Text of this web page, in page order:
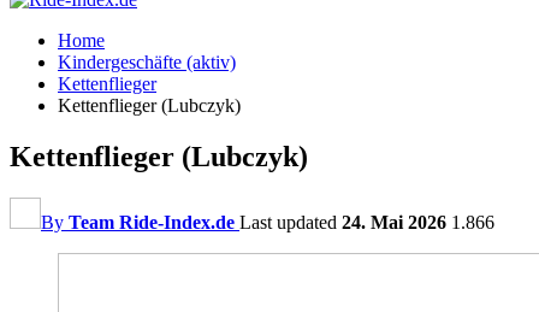
Home
Kindergeschäfte (aktiv)
Kettenflieger
Kettenflieger (Lubczyk)
Kettenflieger (Lubczyk)
By Team Ride-Index.de Last updated 24. Mai 2026 1.866